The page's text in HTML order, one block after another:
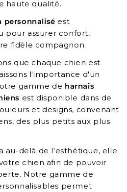
haute qualité.
personnalisé est
pour assurer confort,
fidèle compagnon.
que chaque chien est
l'importance d'un
gamme de harnais
est disponible dans de
et designs, convenant
des plus petits aux plus
au-delà de l'esthétique, elle
chien afin de pouvoir
Notre gamme de
permet